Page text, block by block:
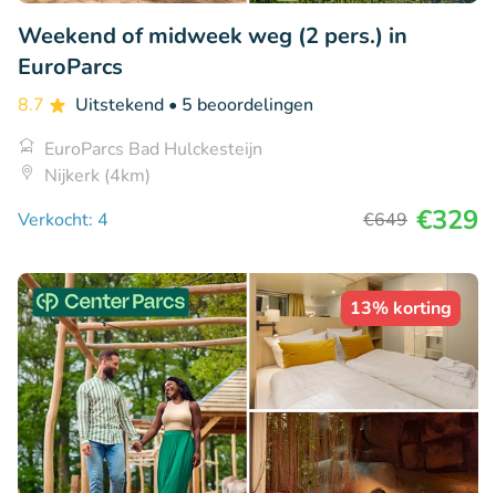
Weekend of midweek weg (2 pers.) in
EuroParcs
8.7 Uitstekend • 5 beoordelingen
EuroParcs Bad Hulckesteijn
Nijkerk (4km)
Verkocht: 4
€649 €329
13% korting